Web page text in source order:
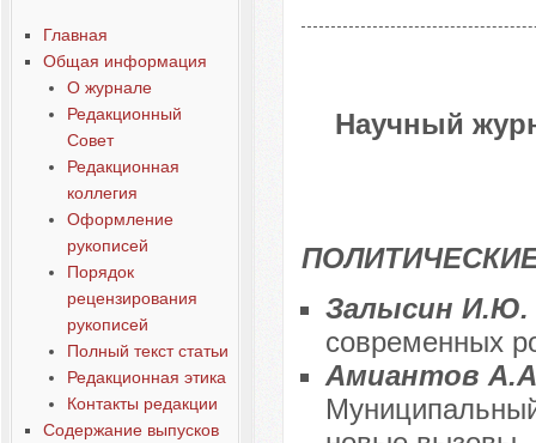
Главная
Общая информация
О журнале
Редакционный
Совет
Редакционная
коллегия
Оформление
рукописей
Порядок
рецензирования
рукописей
Полный текст статьи
Редакционная этика
Контакты редакции
Содержание выпусков
Научный
Залысин И.Ю.
современных
Амиантов